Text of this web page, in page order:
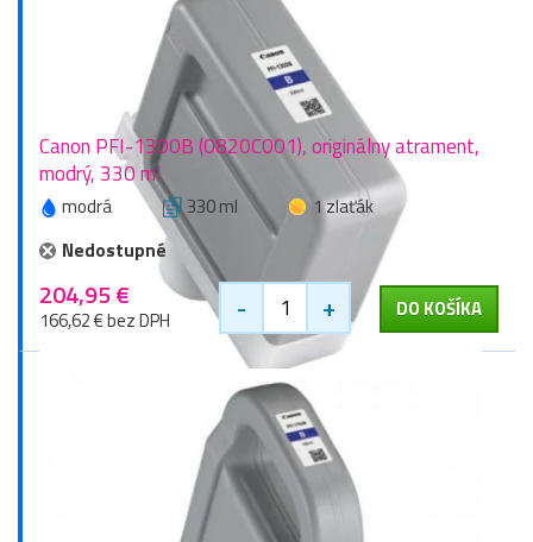
Canon PFI-1300B (0820C001), originálny atrament,
modrý, 330 ml
modrá 330 ml
1 zlaťák
Nedostupné
204,95 €
166,62 € bez DPH - + DO KOŠÍKA